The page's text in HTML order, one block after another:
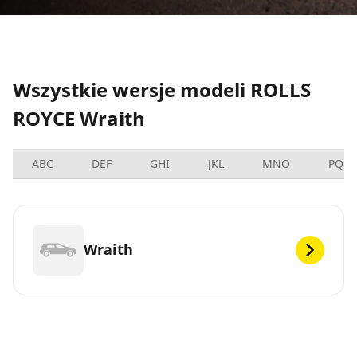
Wszystkie wersje modeli ROLLS
ROYCE Wraith
ABC DEF GHI JKL MNO PQRS
Wraith